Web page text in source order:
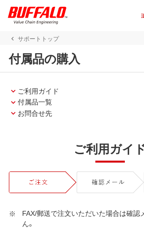
サポートトップ
付属品の購入
ご利用ガイド
付属品一覧
お問合せ先
ご利用ガイ
FAX/郵送で注文いただいた場合は確認
ん。